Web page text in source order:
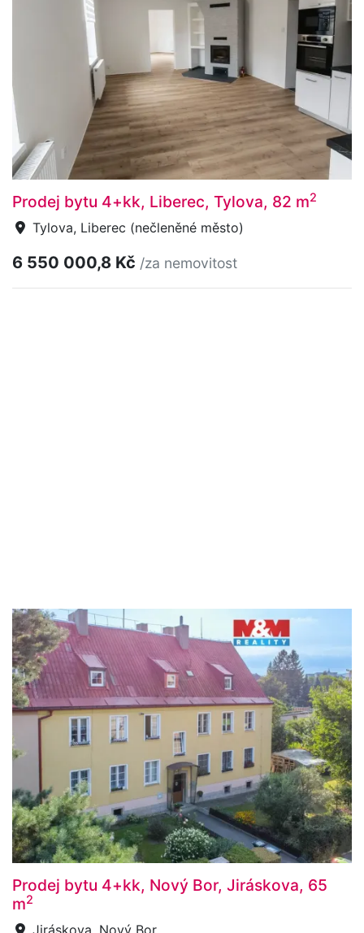
Prodej bytu 4+kk, Liberec, Tylova, 82 m2
Tylova, Liberec (nečleněné město)
6 550 000,8 Kč /za nemovitost
Prodej bytu 4+kk, Nový Bor, Jiráskova, 65
m2